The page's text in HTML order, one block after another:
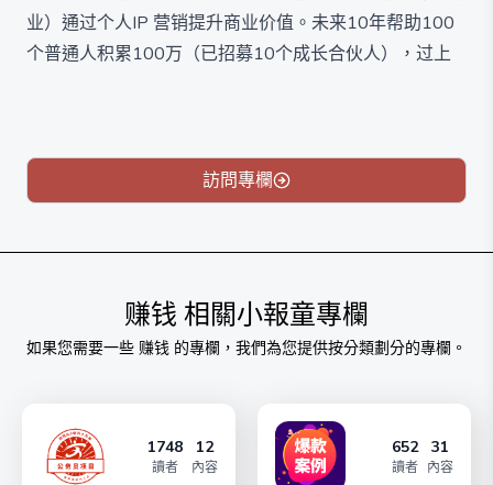
业）通过个人IP 营销提升商业价值。未来10年帮助100
个普通人积累100万（已招募10个成长合伙人），过上
訪問專欄
赚钱 相關小報童專欄
如果您需要一些 赚钱 的專欄，我們為您提供按分類劃分的專欄。
1748
讀者
12
內容
652
讀者
31
內容